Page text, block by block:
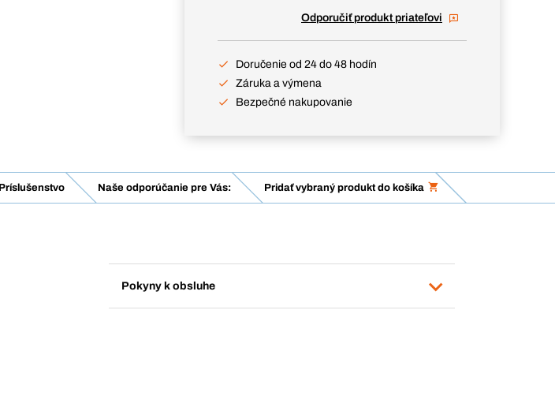
Odporučiť produkt priateľovi
Doručenie od 24 do 48 hodín
Záruka a výmena
Bezpečné nakupovanie
Príslušenstvo Naše odporúčanie pre Vás: Pridať vybraný produkt do košíka
Pokyny k obsluhe